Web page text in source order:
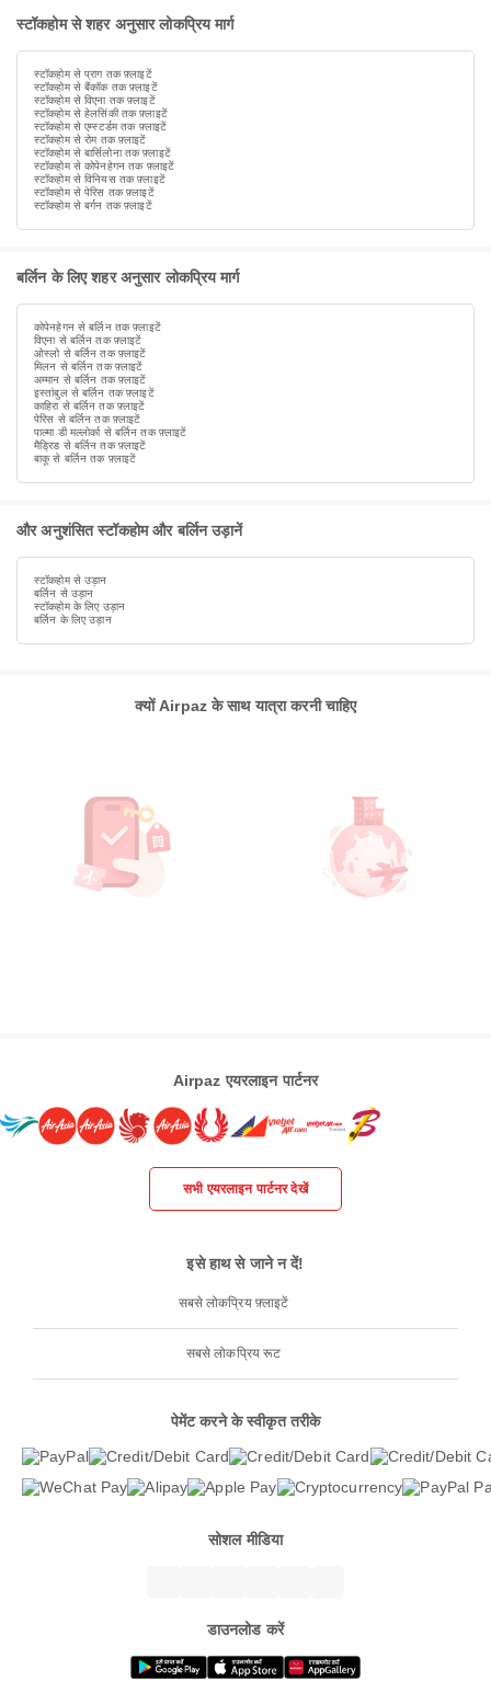
स्टॉकहोम से शहर अनुसार लोकप्रिय मार्ग
स्टॉकहोम से प्राग तक फ़्लाइटें
स्टॉकहोम से बैंकॉक तक फ़्लाइटें
स्टॉकहोम से विएना तक फ़्लाइटें
स्टॉकहोम से हेलसिंकी तक फ़्लाइटें
स्टॉकहोम से एम्स्टर्डम तक फ़्लाइटें
स्टॉकहोम से रोम तक फ़्लाइटें
स्टॉकहोम से बार्सिलोना तक फ़्लाइटें
स्टॉकहोम से कोपेनहेगन तक फ़्लाइटें
स्टॉकहोम से विनियस तक फ़्लाइटें
स्टॉकहोम से पेरिस तक फ़्लाइटें
स्टॉकहोम से बर्गन तक फ़्लाइटें
बर्लिन के लिए शहर अनुसार लोकप्रिय मार्ग
कोपेनहेगन से बर्लिन तक फ़्लाइटें
विएना से बर्लिन तक फ़्लाइटें
ओस्लो से बर्लिन तक फ़्लाइटें
मिलन से बर्लिन तक फ़्लाइटें
अम्मान से बर्लिन तक फ़्लाइटें
इस्तांबुल से बर्लिन तक फ़्लाइटें
काहिरा से बर्लिन तक फ़्लाइटें
पेरिस से बर्लिन तक फ़्लाइटें
पाल्मा डी मल्लोर्का से बर्लिन तक फ़्लाइटें
मैड्रिड से बर्लिन तक फ़्लाइटें
बाकू से बर्लिन तक फ़्लाइटें
और अनुशंसित स्टॉकहोम और बर्लिन उड़ानें
स्टॉकहोम से उड़ान
बर्लिन से उड़ान
स्टॉकहोम के लिए उड़ान
बर्लिन के लिए उड़ान
क्यों Airpaz के साथ यात्रा करनी चाहिए
Airpaz एयरलाइन पार्टनर
सभी एयरलाइन पार्टनर देखें
इसे हाथ से जाने न दें!
सबसे लोकप्रिय फ़्लाइटें
सबसे लोकप्रिय रूट
पेमेंट करने के स्वीकृत तरीके
सोशल मीडिया
डाउनलोड करें